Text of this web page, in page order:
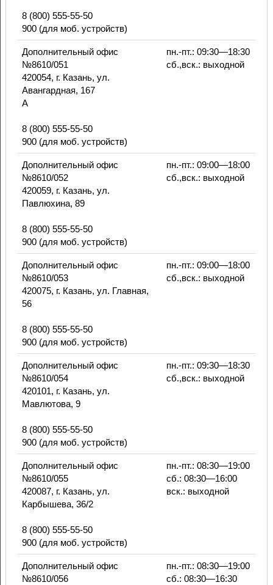
8 (800) 555-55-50
900 (для моб. устройств)
Дополнительный офис
№8610/051
420054, г. Казань, ул.
Авангардная, 167
А
8 (800) 555-55-50
900 (для моб. устройств)
пн.-пт.: 09:30—18:30
сб.,вск.: выходной
Дополнительный офис
№8610/052
420059, г. Казань, ул.
Павлюхина, 89
8 (800) 555-55-50
900 (для моб. устройств)
пн.-пт.: 09:00—18:00
сб.,вск.: выходной
Дополнительный офис
№8610/053
420075, г. Казань, ул. Главная,
56
8 (800) 555-55-50
900 (для моб. устройств)
пн.-пт.: 09:00—18:00
сб.,вск.: выходной
Дополнительный офис
№8610/054
420101, г. Казань, ул.
Мавлютова, 9
8 (800) 555-55-50
900 (для моб. устройств)
пн.-пт.: 09:30—18:30
сб.,вск.: выходной
Дополнительный офис
№8610/055
420087, г. Казань, ул.
Карбышева, 36/2
8 (800) 555-55-50
900 (для моб. устройств)
пн.-пт.: 08:30—19:00
сб.: 08:30—16:00
вск.: выходной
Дополнительный офис
№8610/056
пн.-пт.: 08:30—19:00
сб.: 08:30—16:30